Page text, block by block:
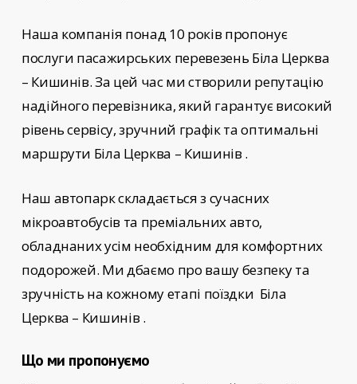
Наша компанія понад 10 років пропонує
послуги пасажирських перевезень Біла Церква
– Кишинів. За цей час ми створили репутацію
надійного перевізника, який гарантує високий
рівень сервісу, зручний графік та оптимальні
маршрути Біла Церква – Кишинів .
Наш автопарк складається з сучасних
мікроавтобусів та преміальних авто,
обладнаних усім необхідним для комфортних
подорожей. Ми дбаємо про вашу безпеку та
зручність на кожному етапі поїздки Біла
Церква – Кишинів .
Що ми пропонуємо